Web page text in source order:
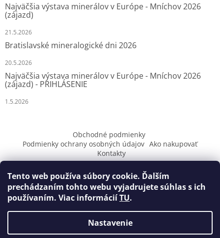
Tento web používa súbory cookie. Ďalším
prechádzaním tohto webu vyjadrujete súhlas s ich
používaním. Viac informáciíTU.
Nastavenie
Najväčšia výstava minerálov v Európe - Mníchov 2026
(zájazd)
21.5.2026
Bratislavské mineralogické dni 2026
20.5.2026
Najväčšia výstava minerálov v Európe - Mníchov 2026
(zájazd) - PRIHLÁSENIE
1.5.2026
Obchodné podmienky
Podmienky ochrany osobných údajov Ako nakupovať
Kontakty